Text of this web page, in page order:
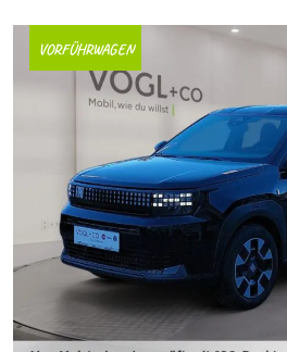
VORFÜHRWAGEN